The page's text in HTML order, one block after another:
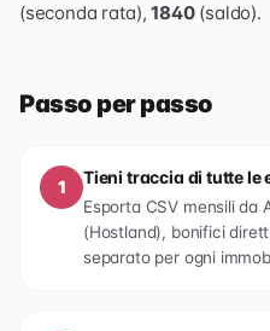
(seconda rata),1840(saldo).
Passo per passo
1 Tieni traccia di tutte le
Esporta CSV mensili da
(Hostland), bonifici
separato per ogni